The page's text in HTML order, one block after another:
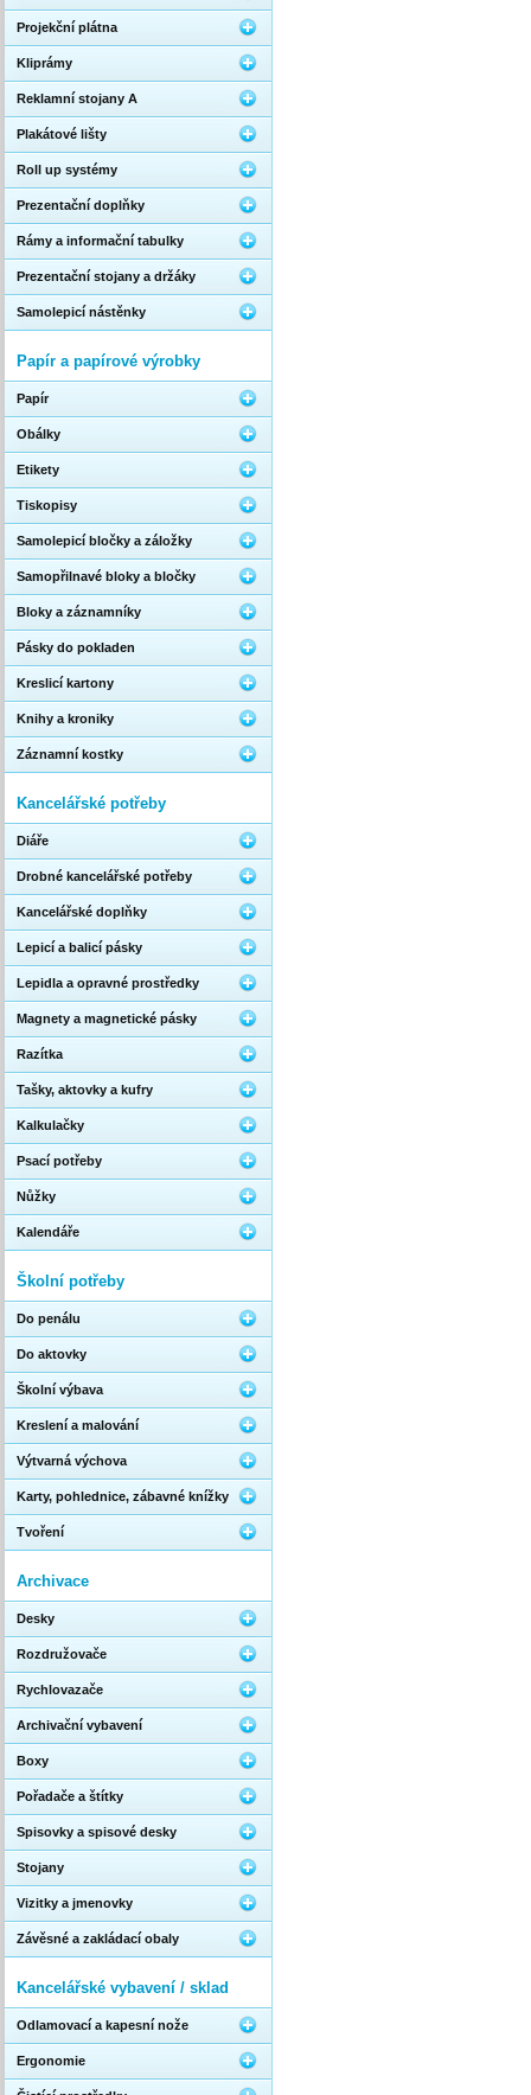
Projekční plátna
Kliprámy
Reklamní stojany A
Plakátové lišty
Roll up systémy
Prezentační doplňky
Rámy a informační tabulky
Prezentační stojany a držáky
Samolepicí nástěnky
Papír a papírové výrobky
Papír
Obálky
Etikety
Tiskopisy
Samolepicí bločky a záložky
Samopřilnavé bloky a bločky
Bloky a záznamníky
Pásky do pokladen
Kreslicí kartony
Knihy a kroniky
Záznamní kostky
Kancelářské potřeby
Diáře
Drobné kancelářské potřeby
Kancelářské doplňky
Lepicí a balicí pásky
Lepidla a opravné prostředky
Magnety a magnetické pásky
Razítka
Tašky, aktovky a kufry
Kalkulačky
Psací potřeby
Nůžky
Kalendáře
Školní potřeby
Do penálu
Do aktovky
Školní výbava
Kreslení a malování
Výtvarná výchova
Karty, pohlednice, zábavné knížky
Tvoření
Archivace
Desky
Rozdružovače
Rychlovazače
Archivační vybavení
Boxy
Pořadače a štítky
Spisovky a spisové desky
Stojany
Vizitky a jmenovky
Závěsné a zakládací obaly
Kancelářské vybavení / sklad
Odlamovací a kapesní nože
Ergonomie